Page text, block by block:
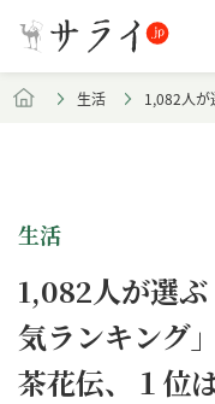
生活 1,082人が
生活
1,082人が選
気ランキング
茶花伝、１位